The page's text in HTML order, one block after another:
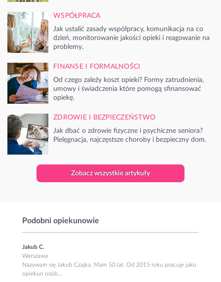
WSPÓŁPRACA
Jak ustalić zasady współpracy, komunikacja na co
dzień, monitorowanie jakości opieki i reagowanie na
problemy.
FINANSE I FORMALNOŚCI
Od czego zależy koszt opieki? Formy zatrudnienia,
umowy i świadczenia które pomogą sfinansować
opiekę.
ZDROWIE I BEZPIECZEŃSTWO
Jak dbać o zdrowie fizyczne i psychiczne seniora?
Pielęgnacja, najczęstsze choroby i bezpieczny dom.
Zobacz wszystkie artykuły
Podobni opiekunowie
Jakub C.
Warszawa
Nazywam się Jakub Czajka. Mam 50 lat. Od 2015 roku pracuje jako
opiekun osób...